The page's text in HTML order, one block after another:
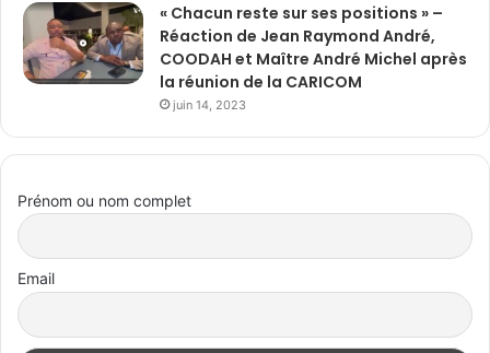
« Chacun reste sur ses positions » –
Réaction de Jean Raymond André,
COODAH et Maître André Michel après
la réunion de la CARICOM
juin 14, 2023
Prénom ou nom complet
Email